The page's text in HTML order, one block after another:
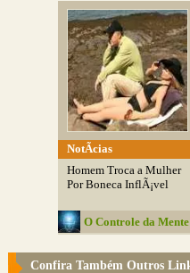
NotÃ­cias
Homem Troca a Mulher
Por Boneca InflÃ¡vel
O Controle da Mente
Confira Também Outros